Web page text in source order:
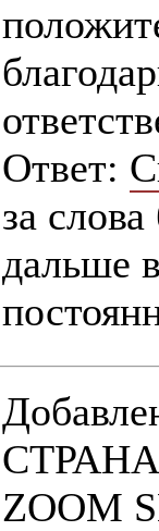
Ответ:
за
дальше
ZOOM